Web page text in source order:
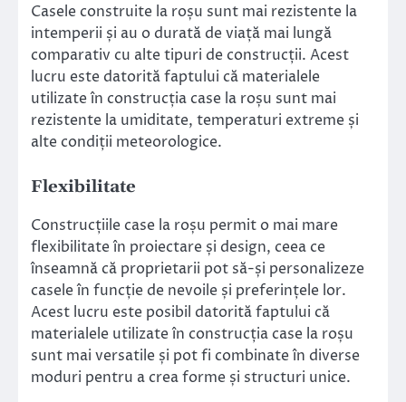
Casele construite la roșu sunt mai rezistente la
intemperii și au o durată de viață mai lungă
comparativ cu alte tipuri de construcții. Acest
lucru este datorită faptului că materialele
utilizate în construcția case la roșu sunt mai
rezistente la umiditate, temperaturi extreme și
alte condiții meteorologice.
Flexibilitate
Construcțiile case la roșu permit o mai mare
flexibilitate în proiectare și design, ceea ce
înseamnă că proprietarii pot să-și personalizeze
casele în funcție de nevoile și preferințele lor.
Acest lucru este posibil datorită faptului că
materialele utilizate în construcția case la roșu
sunt mai versatile și pot fi combinate în diverse
moduri pentru a crea forme și structuri unice.